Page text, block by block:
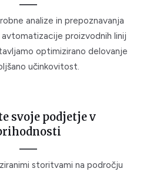
analize in prepoznavanja
proizvodnih linij
optimizirano delovanje
učinkovitost.
svoje podjetje v
storitvami na področju